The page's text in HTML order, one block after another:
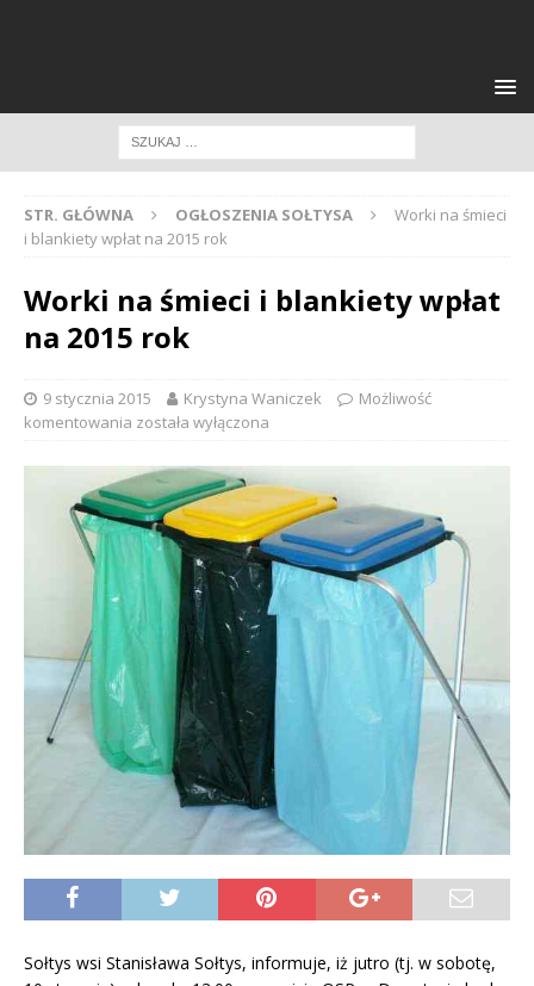
STR. GŁÓWNA OGŁOSZENIA SOŁTYSA
Worki na śmieci
i blankiety wpłat na 2015 rok
Worki na śmieci i blankiety wpłat
na 2015 rok
9 stycznia 2015 Krystyna Waniczek
Możliwość
komentowania została wyłączona
Sołtys wsi Stanisława Sołtys, informuje, iż jutro (tj. w sobotę,